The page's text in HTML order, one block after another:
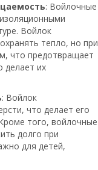
: Войлочные
Войлок
тепло, но при
что предотвращает
делает их
: Войлок
что делает его
того, войлочные
долго при
для детей,